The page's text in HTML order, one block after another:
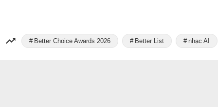
Better Choice Awards 2026 Better List nhạc AI